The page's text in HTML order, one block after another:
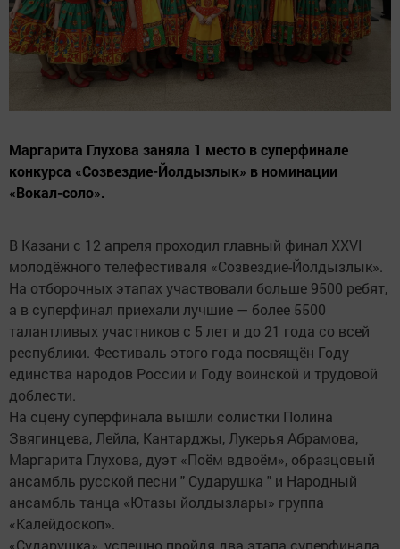
Маргарита Глухова заняла 1 место в суперфинале
конкурса «Созвездие-Йолдызлык» в номинации
«Вокал-соло».
В Казани с 12 апреля проходил главный финал XXVI
молодёжного телефестиваля «Созвездие-Йолдызлык».
На отборочных этапах участвовали больше 9500 ребят,
а в суперфинал приехали лучшие — более 5500
талантливых участников с 5 лет и до 21 года со всей
республики. Фестиваль этого года посвящён Году
единства народов России и Году воинской и трудовой
доблести.
На сцену суперфинала вышли солистки Полина
Звягинцева, Лейла, Кантарджы, Лукерья Абрамова,
Маргарита Глухова, дуэт «Поём вдвоём», образцовый
ансамбль русской песни " Сударушка " и Народный
ансамбль танца «Ютазы йолдызлары» группа
«Калейдоскоп».
«Сударушка», успешно пройдя два этапа суперфинала,